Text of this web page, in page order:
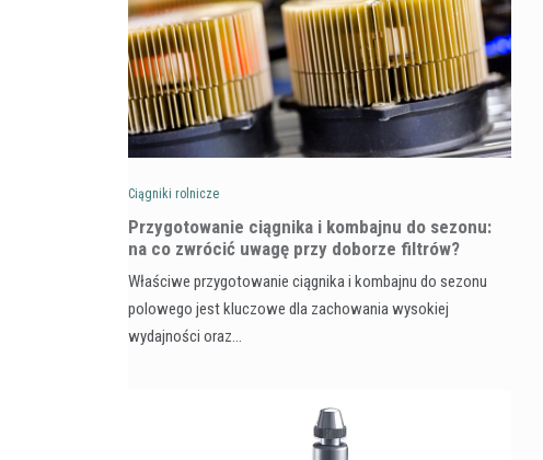
Ciągniki rolnicze
Przygotowanie ciągnika i kombajnu do sezonu:
na co zwrócić uwagę przy doborze filtrów?
Właściwe przygotowanie ciągnika i kombajnu do sezonu
polowego jest kluczowe dla zachowania wysokiej
wydajności oraz…